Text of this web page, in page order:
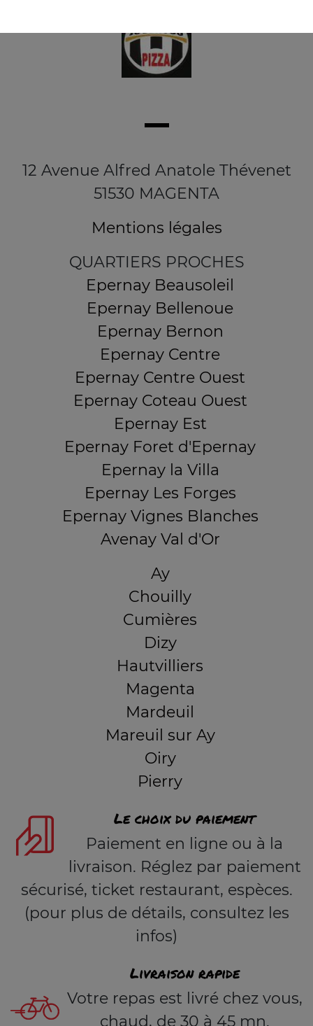
12 Avenue Alfred Anatole Thévenet
51530 MAGENTA
Mentions légales
QUARTIERS PROCHES
Epernay Beausoleil
Epernay Bellenoue
Epernay Bernon
Epernay Centre
Epernay Centre Ouest
Epernay Coteau Ouest
Epernay Est
Epernay Foret d'Epernay
Epernay la Villa
Epernay Les Forges
Epernay Vignes Blanches
Avenay Val d'Or
Ay
Chouilly
Cumières
Dizy
Hautvilliers
Magenta
Mardeuil
Mareuil sur Ay
Oiry
Pierry
Le choix du paiement
Paiement en ligne ou à la
livraison. Réglez par paiement
sécurisé, ticket restaurant, espèces.
(pour plus de détails, consultez les
infos)
Livraison rapide
Votre repas est livré chez vous,
chaud, de 30 à 45 mn.